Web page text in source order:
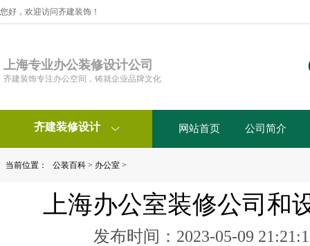
您好，欢迎访问齐建装饰！
上海专业办公装修设计公司
齐建装饰专注办公空间，铸就企业品牌文化
齐建装修设计  网站首页 公司简介
当前位置： 公装百科 > 办公室 >
上海办公室装修公司和
发布时间：2023-05-09